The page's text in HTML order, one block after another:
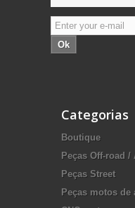
Ok
Categorias
Boutique
Peças Off-road /
Peças Street
Peças motos de